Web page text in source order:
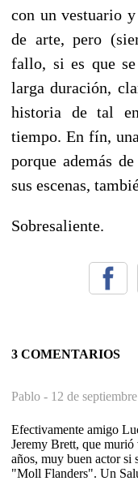
con un vestuario
de arte, pero
fallo, si es que
larga duración,
historia de tal
tiempo. En fín,
porque además
sus escenas,
Sobresaliente.
3 COMENTARIOS
Pablo - 12 de
Efectivamente amigo
Jeremy Brett, que
años, muy buen actor si
"Moll Flanders". Un